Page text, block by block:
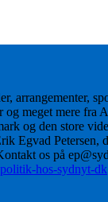
arrangementer,
og meget mere fra
og den store
Egvad Petersen,
os på
hos-sydnyt-dk